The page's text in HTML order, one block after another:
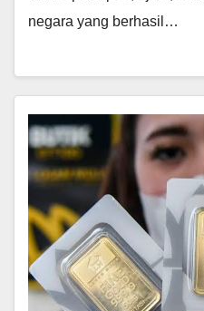
negara yang berhasil…